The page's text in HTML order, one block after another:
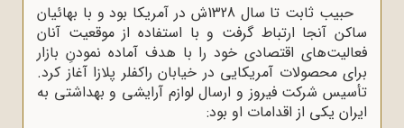
حبیب ثابت تا سال 1328ش در آمریکا بود و با بهائیان
ساکن آنجا ارتباط گرفت و با استفاده از موقعیت آنان
فعالیت‌های اقتصادی خود را با هدف آماده نمودنِ بازار
برای محصولات آمریکایی در خیابان راکفلر پلازا آغاز کرد.
تأسیس شرکت فیروز و ارسال لوازم آرایشی و بهداشتی به
ایران یکی از اقدامات او بود: